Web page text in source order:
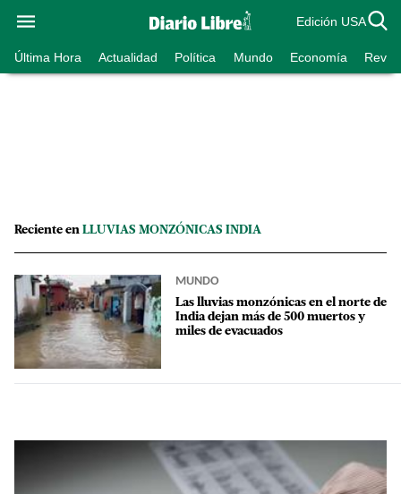
Edición USA
Última Hora Actualidad Política Mundo Economía
Reciente en LLUVIAS MONZÓNICAS INDIA
MUNDO
Las lluvias monzónicas en el norte de
India dejan más de 500 muertos y
miles de evacuados